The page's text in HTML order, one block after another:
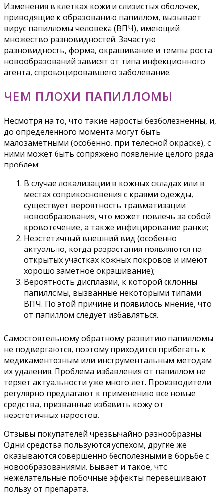
Изменения в клетках кожи и слизистых оболочек,
приводящие к образованию папиллом, вызывает
вирус папилломы человека (ВПЧ), имеющий
множество разновидностей. Зачастую
разновидность, форма, окрашивание и темпы роста
новообразований зависят от типа инфекционного
агента, спровоцировавшего заболевание.
ЧЕМ ПЛОХИ ПАПИЛЛОМЫ
Несмотря на то, что такие наросты безболезненны, и,
до определенного момента могут быть
малозаметными (особенно, при телесной окраске), с
ними может быть сопряжено появление целого ряда
проблем:
В случае локализации в кожных складах или в
местах соприкосновения с краями одежды,
существует вероятность травматизации
новообразования, что может повлечь за собой
кровотечение, а также инфицирование ранки;
Неэстетичный внешний вид (особенно
актуально, когда разрастания появляются на
открытых участках кожных покровов и имеют
хорошо заметное окрашивание);
Вероятность дисплазии, к которой склонны
папилломы, вызванные некоторыми типами
ВПЧ. По этой причине и появилось мнение, что
от папиллом следует избавляться.
Самостоятельному обратному развитию папилломы
не подвергаются, поэтому приходится прибегать к
медикаментозным или инструментальным методам
их удаления. Проблема избавления от папиллом не
теряет актуальности уже много лет. Производители
регулярно предлагают к применению все новые
средства, призванные избавить кожу от
неэстетичных наростов.
Отзывы покупателей чрезвычайно разнообразны.
Одни средства пользуются успехом, другие же
оказываются совершенно бесполезными в борьбе с
новообразованиями. Бывает и такое, что
нежелательные побочные эффекты перевешивают
пользу от препарата.